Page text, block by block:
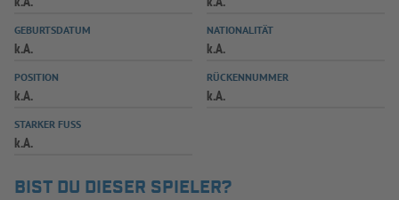
SPIELPLUS
GEBURTSDATUM
k.A.
NATIONALITÄT
k.A.
POSITION
k.A.
RÜCKENNUMMER
k.A.
STARKER FUSS
k.A.
BIST DU DIESER SPIELER?